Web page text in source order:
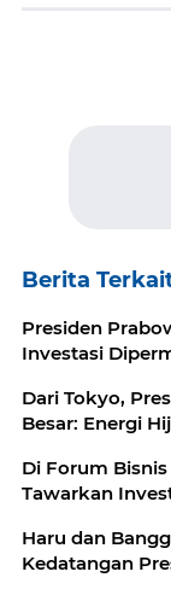
Berita
Presiden
Investasi
Dari Tokyo,
Besar: Energi
Di Forum
Tawarkan
Haru dan
Kedatangan